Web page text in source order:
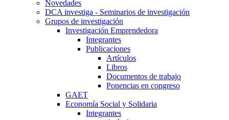
Novedades
DCA investiga - Seminarios de investigación
Grupos de investigación
Investigación Emprendedora
Integrantes
Publicaciones
Artículos
Libros
Documentos de trabajo
Ponencias en congreso
GAET
Economía Social y Solidaria
Integrantes